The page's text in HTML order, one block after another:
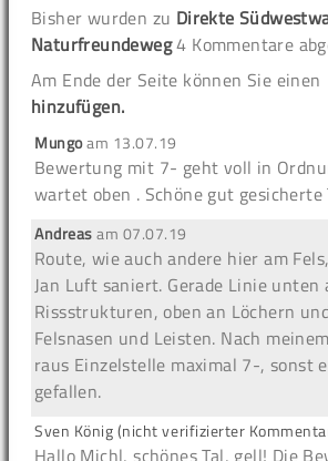
Bisher wurden zu Direkte
Naturfreundeweg4 Kommentare
Am Ende der Seite können Sie einen
hinzufügen.
Mungoam 13.07.19
Bewertung mit 7- geht voll in
wartet oben . Schöne gut gesicherte
Andreasam 07.07.19
Route, wie auch andere hier am
Jan Luft saniert. Gerade Linie unten
Rissstrukturen, oben an Löchern
Felsnasen und Leisten. Nach
raus Einzelstelle maximal 7-, sonst
gefallen.
Sven König (nicht verifizierter
Hallo Michl, schönes Tal, gell! Die